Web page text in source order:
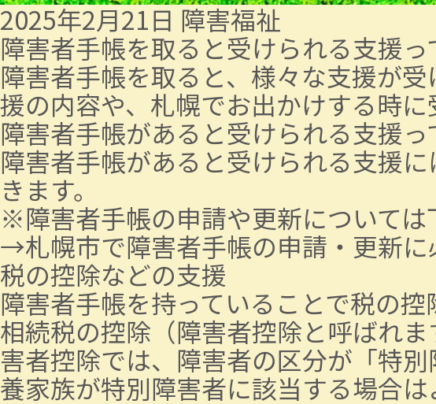
2025年2月21日 障害福祉
障害者手帳を取ると受けられる支援
障害者手帳を取ると、様々な支援が
援の内容や、札幌でお出かけする時
障害者手帳があると受けられる支援っ
障害者手帳があると受けられる支援
きます。
※障害者手帳の申請や更新については
→札幌市で障害者手帳の申請・更新
税の控除などの支援
障害者手帳を持っていることで税の
相続税の控除（障害者控除と呼ばれ
害者控除では、障害者の区分が「特
養家族が特別障害者に該当する場合